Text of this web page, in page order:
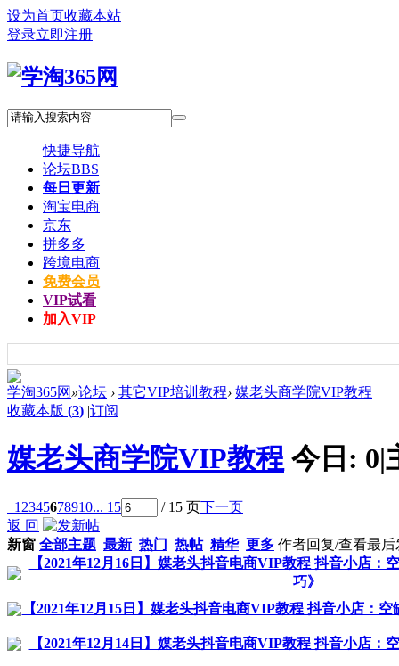
设为首页收藏本站
登录立即注册
快捷导航
论坛BBS
每日更新
淘宝电商
京东
拼多多
跨境电商
免费会员
VIP试看
加入VIP
学淘365网 »论坛 › 其它VIP培训教程› 媒老头商学院VIP教程
收藏本版 (3) |订阅
媒老头商学院VIP教程 今日: 0|
1 2345678910... 15 / 15 页下一页
返 回
新窗 全部主题 最新 热门 热帖 精华 更多 作者回复/查看最后
【2021年12月16日】媒老头抖音电商VIP教程 抖音小店：
巧》
【2021年12月15日】媒老头抖音电商VIP教程 抖音小店：
【2021年12月14日】媒老头抖音电商VIP教程 抖音小店：